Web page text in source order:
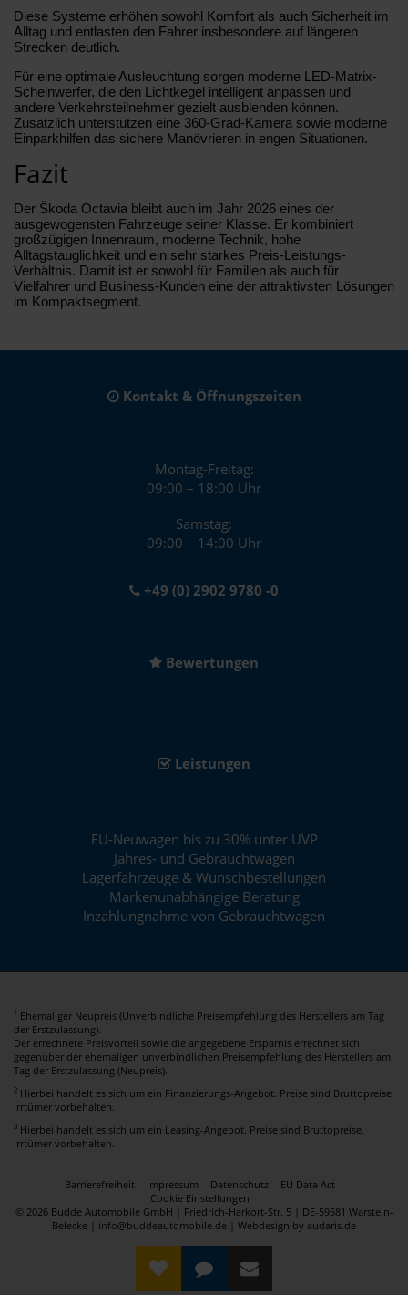
Diese Systeme erhöhen sowohl Komfort als auch Sicherheit im
Alltag und entlasten den Fahrer insbesondere auf längeren
Strecken deutlich.
Für eine optimale Ausleuchtung sorgen moderne LED-Matrix-
Scheinwerfer, die den Lichtkegel intelligent anpassen und
andere Verkehrsteilnehmer gezielt ausblenden können.
Zusätzlich unterstützen eine 360-Grad-Kamera sowie moderne
Einparkhilfen das sichere Manövrieren in engen Situationen.
Fazit
Der Škoda Octavia bleibt auch im Jahr 2026 eines der
ausgewogensten Fahrzeuge seiner Klasse. Er kombiniert
großzügigen Innenraum, moderne Technik, hohe
Alltagstauglichkeit und ein sehr starkes Preis-Leistungs-
Verhältnis. Damit ist er sowohl für Familien als auch für
Vielfahrer und Business-Kunden eine der attraktivsten Lösungen
im Kompaktsegment.
Kontakt & Öffnungszeiten
Montag-Freitag:
09:00 – 18:00 Uhr
Samstag:
09:00 – 14:00 Uhr
+49 (0) 2902 9780 -0
Bewertungen
Leistungen
EU-Neuwagen bis zu 30% unter UVP
Jahres- und Gebrauchtwagen
Lagerfahrzeuge & Wunschbestellungen
Markenunabhängige Beratung
Inzahlungnahme von Gebrauchtwagen
1
Ehemaliger Neupreis (Unverbindliche Preisempfehlung des Herstellers am Tag
der Erstzulassung).
Der errechnete Preisvorteil sowie die angegebene Ersparnis errechnet sich
gegenüber der ehemaligen unverbindlichen Preisempfehlung des Herstellers am
Tag der Erstzulassung (Neupreis).
2 Hierbei handelt es sich um ein Finanzierungs-Angebot. Preise sind Bruttopreise.
Irrtümer vorbehalten.
3 Hierbei handelt es sich um ein Leasing-Angebot. Preise sind Bruttopreise.
Irrtümer vorbehalten.
Barrierefreiheit Impressum Datenschutz
EU Data Act
Cookie Einstellungen
© 2026 Budde Automobile GmbH | Friedrich-Harkort-Str. 5 | DE-59581 Warstein-
Belecke | info@buddeautomobile.de | Webdesign by audaris.de